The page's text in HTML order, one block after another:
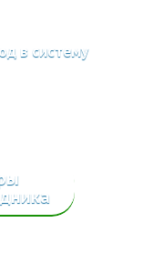
в систему